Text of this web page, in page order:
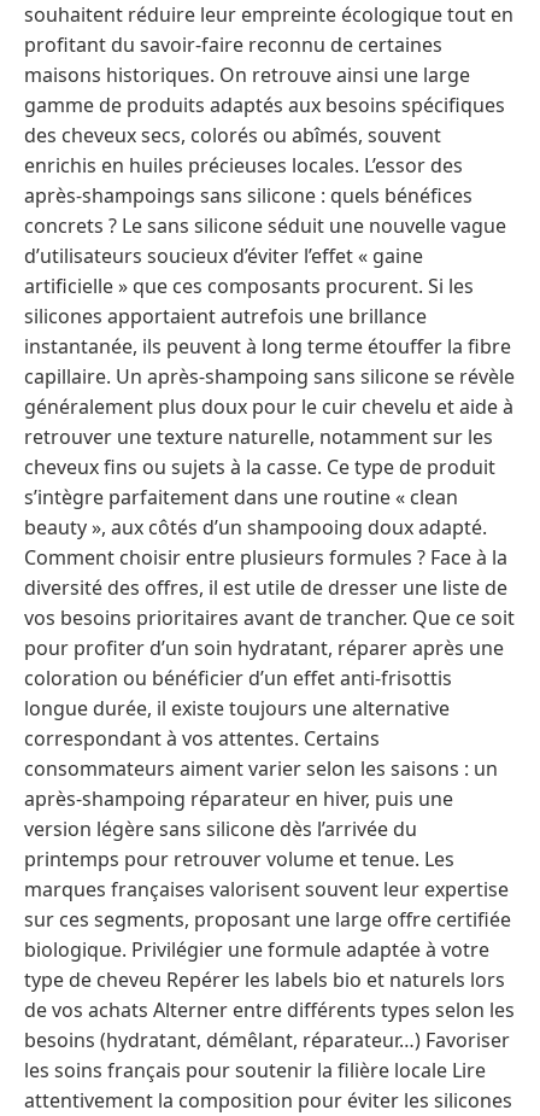
souhaitent réduire leur empreinte écologique tout en
profitant du savoir-faire reconnu de certaines
maisons historiques. On retrouve ainsi une large
gamme de produits adaptés aux besoins spécifiques
des cheveux secs, colorés ou abîmés, souvent
enrichis en huiles précieuses locales. L’essor des
après-shampoings sans silicone : quels bénéfices
concrets ? Le sans silicone séduit une nouvelle vague
d’utilisateurs soucieux d’éviter l’effet « gaine
artificielle » que ces composants procurent. Si les
silicones apportaient autrefois une brillance
instantanée, ils peuvent à long terme étouffer la fibre
capillaire. Un après-shampoing sans silicone se révèle
généralement plus doux pour le cuir chevelu et aide à
retrouver une texture naturelle, notamment sur les
cheveux fins ou sujets à la casse. Ce type de produit
s’intègre parfaitement dans une routine « clean
beauty », aux côtés d’un shampooing doux adapté.
Comment choisir entre plusieurs formules ? Face à la
diversité des offres, il est utile de dresser une liste de
vos besoins prioritaires avant de trancher. Que ce soit
pour profiter d’un soin hydratant, réparer après une
coloration ou bénéficier d’un effet anti-frisottis
longue durée, il existe toujours une alternative
correspondant à vos attentes. Certains
consommateurs aiment varier selon les saisons : un
après-shampoing réparateur en hiver, puis une
version légère sans silicone dès l’arrivée du
printemps pour retrouver volume et tenue. Les
marques françaises valorisent souvent leur expertise
sur ces segments, proposant une large offre certifiée
biologique. Privilégier une formule adaptée à votre
type de cheveu Repérer les labels bio et naturels lors
de vos achats Alterner entre différents types selon les
besoins (hydratant, démêlant, réparateur…) Favoriser
les soins français pour soutenir la filière locale Lire
attentivement la composition pour éviter les silicones